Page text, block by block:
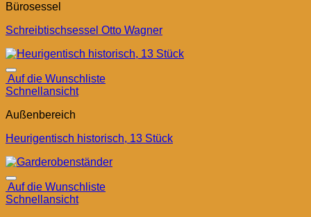
Bürosessel
Schreibtischsessel Otto Wagner
Auf die Wunschliste
Schnellansicht
Außenbereich
Heurigentisch historisch, 13 Stück
Auf die Wunschliste
Schnellansicht